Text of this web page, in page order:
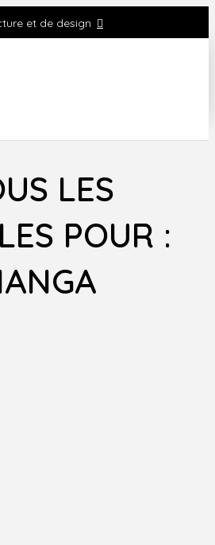
et de design
LES
POUR :